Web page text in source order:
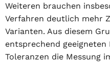
Weiteren brauchen
Verfahren deutlich mehr
Varianten. Aus diesem
entsprechend geeigneten
Toleranzen die Messung